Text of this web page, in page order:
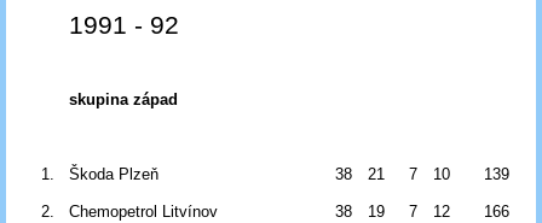
1991 - 92
skupina západ
1. Škoda Plzeň 38 21 7 10 139
2. Chemopetrol Litvínov 38 19 7 12 166